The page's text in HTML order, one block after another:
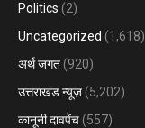
Politics (2)
Uncategorized (1,618)
अर्थ जगत (920)
उत्तराखंड न्यूज़ (5,202)
कानूनी दावपेंच (557)